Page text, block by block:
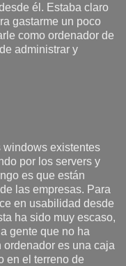
él. Estaba claro
gastarme un poco
como ordenador de
administrar y
windows existentes
por los servers y
es que están
las empresas. Para
en usabilidad desde
ha sido muy escaso,
gente que no ha
ordenador es una caja
en el terreno de